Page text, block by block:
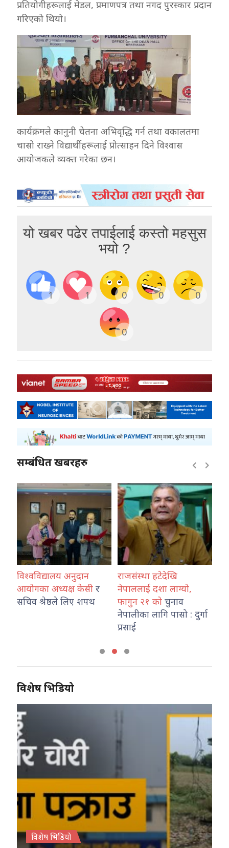
प्रतियोगीहरूलाई मेडल, प्रमाणपत्र तथा नगद पुरस्कार प्रदान
गरिएको थियो।
कार्यक्रमले कानुनी चेतना अभिवृद्धि गर्न तथा वकालतमा
चासो राख्ने विद्यार्थीहरूलाई प्रोत्साहन दिने विश्वास
आयोजकले व्यक्त गरेका छन।
यो खबर पढेर तपाईलाई कस्तो महसुस
भयो ?
1 1 0 0 0
0
सम्बंधित खबरहरु
विश्वविद्यालय अनुदान
आयोगका अध्यक्ष केसी र
सचिव श्रेष्ठले लिए शपथ
राजसंस्था हटेदेखि
नेपाललाई दशा लाग्यो,
फागुन २१ को चुनाव
नेपालीका लागि पासो : दुर्गा
प्रसाई
विशेष भिडियो
विशेष भिडियो